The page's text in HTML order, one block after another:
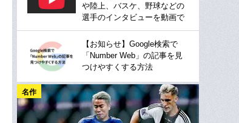
や陸上、バスケ、野球などの
選手のインタビューを動画で
【お知らせ】Google検索で
「Number Web」の記事を見
つけやすくする方法
名作